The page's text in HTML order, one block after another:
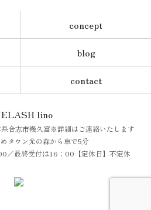
concept
blog
contact
lino
合志市幾久富※詳細はご連絡いたします
めタウン光の森から車で5分
／最終受付は16：00【定休日】不定休